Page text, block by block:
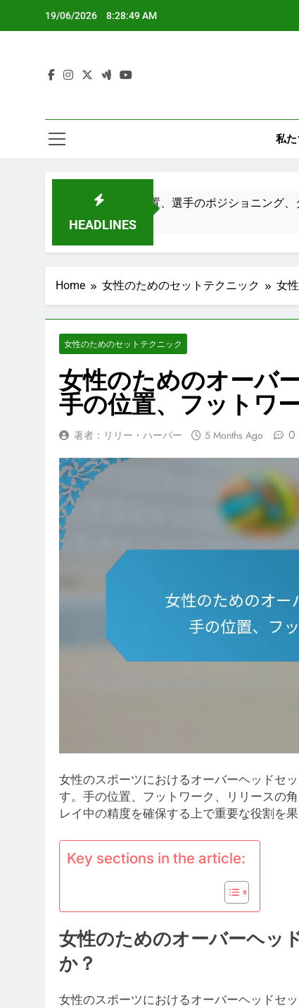
19/06/2026 8:28:50 AM
私
HEADLINES
ボールの配置、選手のポジショニング、タイミング
Home 女性のためのセットテクニック 女
女性のためのセットテクニック
女性のためのオーバ
手の位置、フットワ
著者：リリー・ハーパー 5 Months Ago 0
女性のスポーツにおけるオーバーヘッドセ
す。手の位置、フットワーク、リリースの
レイ中の精度を確保する上で重要な役割を果
Key sections in the article:
女性のためのオーバーヘッ
か？
女性のスポーツにおけるオーバーヘッドセ